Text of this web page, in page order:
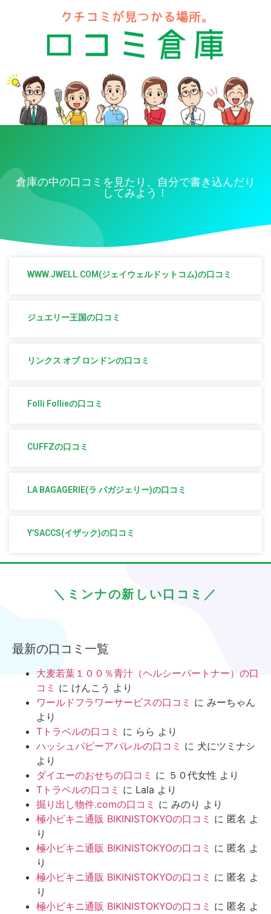
倉庫の中の口コミを見たり、自分で書き込んだり
してみよう！
WWW.JWELL.COM(ジェイウェルドットコム)の口コミ
ジュエリー王国の口コミ
リンクス オブ ロンドンの口コミ
Folli Follieの口コミ
CUFFZの口コミ
LA BAGAGERIE(ラ バガジェリー)の口コミ
Y’SACCS(イザック)の口コミ
＼ミンナの新しい口コミ／
最新の口コミ一覧
大麦若葉１００％青汁（ヘルシーパートナー）の口
コミ に けんこう より
ワールドフラワーサービスの口コミ に みーちゃん
より
Tトラベルの口コミ に らら より
ハッシュパピーアパレルの口コミ に 犬にツミナシ
より
ダイエーのおせちの口コミ に ５０代女性 より
Tトラベルの口コミ に Lala より
掘り出し物件.comの口コミ に みのり より
極小ビキニ通販 BIKINISTOKYOの口コミ に 匿名 よ
り
極小ビキニ通販 BIKINISTOKYOの口コミ に 匿名 よ
り
極小ビキニ通販 BIKINISTOKYOの口コミ に 匿名 よ
り
極小ビキニ通販 BIKINISTOKYOの口コミ に 匿名 よ